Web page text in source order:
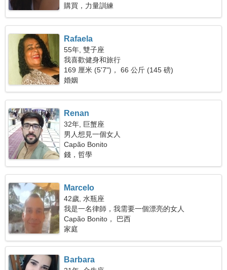
購買，力量訓練
Rafaela
55年, 雙子座
我喜歡健身和旅行
169 厘米 (5'7")， 66 公斤 (145 磅)
婚姻
Renan
32年, 巨蟹座
男人想見一個女人
Capão Bonito
錢，哲學
Marcelo
42歲, 水瓶座
我是一名律師，我需要一個漂亮的女人
Capão Bonito， 巴西
家庭
Barbara